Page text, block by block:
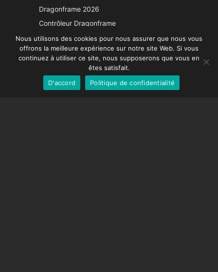
Dragonframe 2026
Contrôleur Dragonframe
DDMX-512
DMC-32
Capuchon de correction EOS LV
Nous utilisons des cookies pour nous assurer que nous vous
offrons la meilleure expérience sur notre site Web. Si vous
continuez à utiliser ce site, nous supposerons que vous en
êtes satisfait.
D'accord
Politique de confidentialité
French
German
Spanish